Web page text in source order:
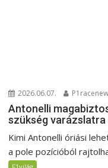
2026.06.07.
Antonelli
szükség varázslatra
Kimi Antonelli óriási
a pole pozícióból